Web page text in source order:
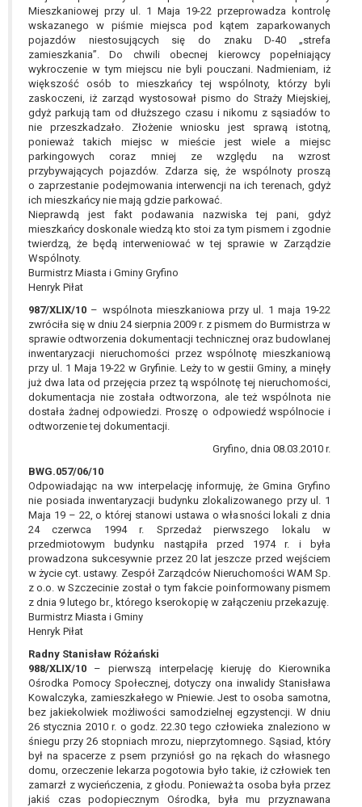
Mieszkaniowej przy ul. 1 Maja 19-22 przeprowadza kontrolę
wskazanego w piśmie miejsca pod kątem zaparkowanych
pojazdów niestosujących się do znaku D-40 „strefa
zamieszkania”. Do chwili obecnej kierowcy popełniający
wykroczenie w tym miejscu nie byli pouczani. Nadmieniam, iż
większość osób to mieszkańcy tej wspólnoty, którzy byli
zaskoczeni, iż zarząd wystosował pismo do Straży Miejskiej,
gdyż parkują tam od dłuższego czasu i nikomu z sąsiadów to
nie przeszkadzało. Złożenie wniosku jest sprawą istotną,
ponieważ takich miejsc w mieście jest wiele a miejsc
parkingowych coraz mniej ze względu na wzrost
przybywających pojazdów. Zdarza się, że wspólnoty proszą
o zaprzestanie podejmowania interwencji na ich terenach, gdyż
ich mieszkańcy nie mają gdzie parkować.
Nieprawdą jest fakt podawania nazwiska tej pani, gdyż
mieszkańcy doskonale wiedzą kto stoi za tym pismem i zgodnie
twierdzą, że będą interweniować w tej sprawie w Zarządzie
Wspólnoty.
Burmistrz Miasta i Gminy Gryfino
Henryk Piłat
987/XLIX/10 – wspólnota mieszkaniowa przy ul. 1 maja 19-22
zwróciła się w dniu 24 sierpnia 2009 r. z pismem do Burmistrza w
sprawie odtworzenia dokumentacji technicznej oraz budowlanej
inwentaryzacji nieruchomości przez wspólnotę mieszkaniową
przy ul. 1 Maja 19-22 w Gryfinie. Leży to w gestii Gminy, a minęły
już dwa lata od przejęcia przez tą wspólnotę tej nieruchomości,
dokumentacja nie została odtworzona, ale też wspólnota nie
dostała żadnej odpowiedzi. Proszę o odpowiedź wspólnocie i
odtworzenie tej dokumentacji.
Gryfino, dnia 08.03.2010 r.
BWG.057/06/10
Odpowiadając na ww interpelację informuję, że Gmina Gryfino
nie posiada inwentaryzacji budynku zlokalizowanego przy ul. 1
Maja 19 – 22, o której stanowi ustawa o własności lokali z dnia
24 czerwca 1994 r. Sprzedaż pierwszego lokalu w
przedmiotowym budynku nastąpiła przed 1974 r. i była
prowadzona sukcesywnie przez 20 lat jeszcze przed wejściem
w życie cyt. ustawy. Zespół Zarządców Nieruchomości WAM Sp.
z o.o. w Szczecinie został o tym fakcie poinformowany pismem
z dnia 9 lutego br., którego kserokopię w załączeniu przekazuję.
Burmistrz Miasta i Gminy
Henryk Piłat
Radny Stanisław Różański
988/XLIX/10 – pierwszą interpelację kieruję do Kierownika
Ośrodka Pomocy Społecznej, dotyczy ona inwalidy Stanisława
Kowalczyka, zamieszkałego w Pniewie. Jest to osoba samotna,
bez jakiekolwiek możliwości samodzielnej egzystencji. W dniu
26 stycznia 2010 r. o godz. 22.30 tego człowieka znaleziono w
śniegu przy 26 stopniach mrozu, nieprzytomnego. Sąsiad, który
był na spacerze z psem przyniósł go na rękach do własnego
domu, orzeczenie lekarza pogotowia było takie, iż człowiek ten
zamarzł z wycieńczenia, z głodu. Ponieważ ta osoba była przez
jakiś czas podopiecznym Ośrodka, była mu przyznawana